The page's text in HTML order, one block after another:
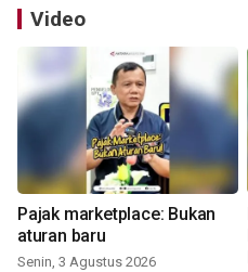
Video
Pajak marketplace: Bukan
aturan baru
Senin, 3 Agustus 2026